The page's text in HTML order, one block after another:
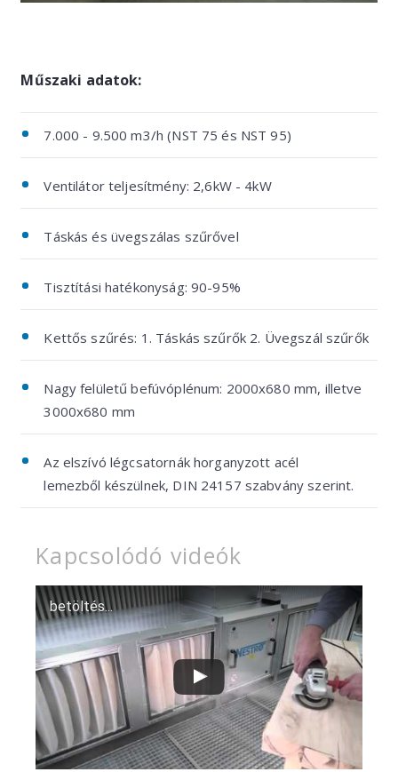
Műszaki adatok:
7.000 - 9.500 m3/h (NST 75 és NST 95)
Ventilátor teljesítmény: 2,6kW - 4kW
Táskás és üvegszálas szűrővel
Tisztítási hatékonyság: 90-95%
Kettős szűrés: 1. Táskás szűrők 2. Üvegszál szűrők
Nagy felületű befúvóplénum: 2000x680 mm, illetve
3000x680 mm
Az elszívó légcsatornák horganyzott acél
lemezből készülnek, DIN 24157 szabvány szerint.
Kapcsolódó videók
betöltés...